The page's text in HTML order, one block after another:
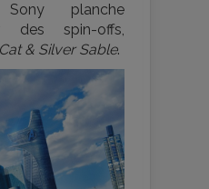
planche
des spin-offs,
& Silver Sable.